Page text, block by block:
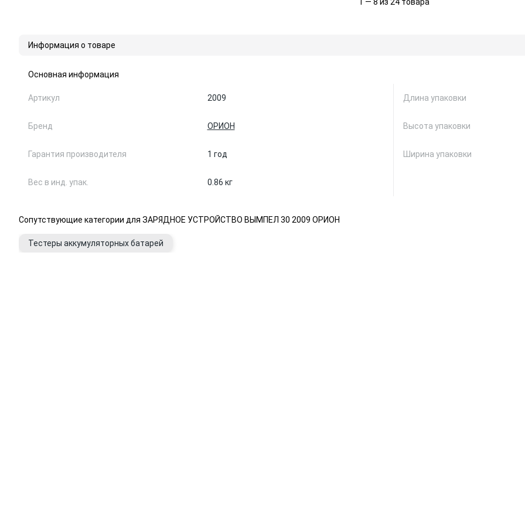
Информация о товаре
Основная информация
Артикул 2009
Бренд ОРИОН
Гарантия производителя 1 год
Вес в инд. упак. 0.86 кг
Длина упаковки
Высота упаковки
Ширина упаковки
Сопутствующие категории для ЗАРЯДНОЕ УСТРОЙСТВО ВЫМПЕЛ 30 2009 ОРИОН
Тестеры аккумуляторных батарей